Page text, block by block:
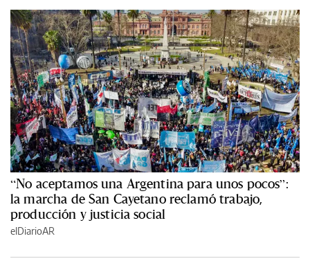
“No aceptamos una Argentina para unos pocos”:
la marcha de San Cayetano reclamó trabajo,
producción y justicia social
elDiarioAR